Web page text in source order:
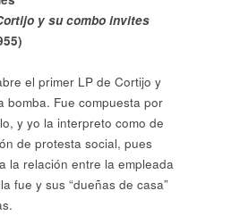
y su combo invites
el primer LP de Cortijo y
bomba. Fue compuesta por
y yo la interpreto como de
de protesta social, pues
la relación entre la empleada
fue y sus “dueñas de casa”